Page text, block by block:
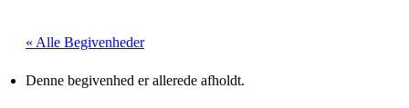
« Alle Begivenheder
Denne begivenhed er allerede afholdt.